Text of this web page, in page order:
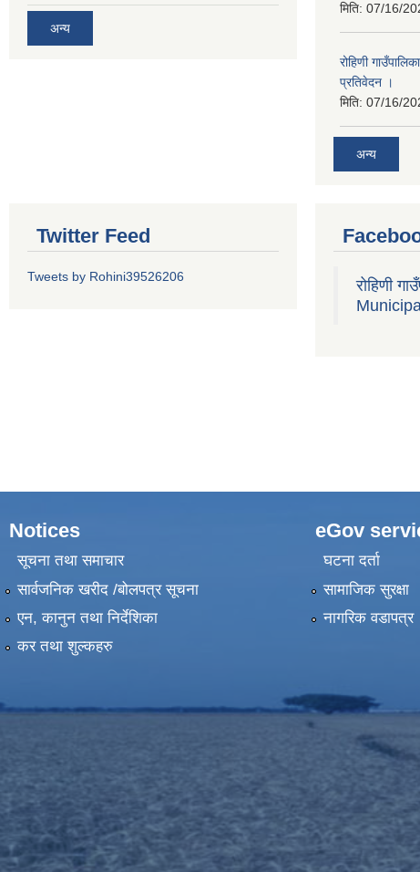
अन्य
मिति: 07/16/
रोहिणी
प्रतिवेदन ।
मिति: 07/16/
अन्य
Twitter Feed
Tweets by Rohini39526206
रोहिणी
Notices
सूचना तथा समाचार
सार्वजनिक खरीद /बोलपत्र सूचना
एन, कानुन तथा निर्देशिका
कर तथा शुल्कहरु
eGov
घटना दर्ता
सामाजिक सुरक्षा
नागरिक वडापत्र